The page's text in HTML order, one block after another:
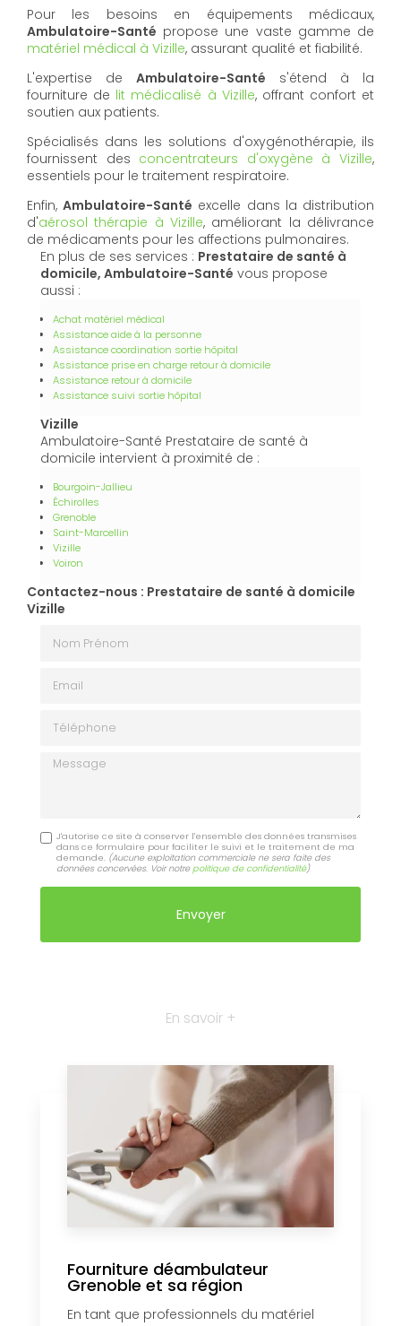
Pour les besoins en équipements médicaux,
Ambulatoire-Santé propose une vaste gamme de
matériel médical à Vizille, assurant qualité et fiabilité.
L'expertise de Ambulatoire-Santé s'étend à la
fourniture de lit médicalisé à Vizille, offrant confort et
soutien aux patients.
Spécialisés dans les solutions d'oxygénothérapie, ils
fournissent des concentrateurs d'oxygène à Vizille,
essentiels pour le traitement respiratoire.
Enfin,Ambulatoire-Santé excelle dans la distribution
d'aérosol thérapie à Vizille, améliorant la délivrance
de médicaments pour les affections pulmonaires.
En plus de ses services : Prestataire de santé à
domicile, Ambulatoire-Santé vous propose
aussi :
Achat matériel médical
Assistance aide à la personne
Assistance coordination sortie hôpital
Assistance prise en charge retour à domicile
Assistance retour à domicile
Assistance suivi sortie hôpital
Vizille
Ambulatoire-Santé Prestataire de santé à
domicile intervient à proximité de :
Bourgoin-Jallieu
Échirolles
Grenoble
Saint-Marcellin
Vizille
Voiron
Contactez-nous : Prestataire de santé à domicile
Vizille
Message
J'autorise ce site à conserver l'ensemble des données transmises
dans ce formulaire pour faciliter le suivi et le traitement de ma
demande. (Aucune exploitation commerciale ne sera faite des
données concervées. Voir notre politique de confidentialité)
En savoir +
Fourniture déambulateur
Grenoble et sa région
En tant que professionnels du matériel